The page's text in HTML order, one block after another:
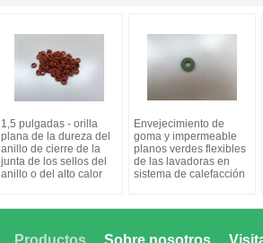
1,5 pulgadas - orilla
plana de la dureza del
anillo de cierre de la
junta de los sellos del
anillo o del alto calor
Envejecimiento de
goma y impermeable
planos verdes flexibles
de las lavadoras en
sistema de calefacción
Sobre nosotros
Productos